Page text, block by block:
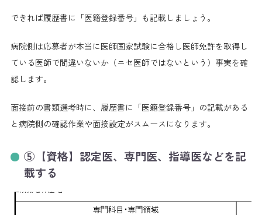
できれば履歴書に「医籍登録番号」も記載しましょう。
病院側は応募者が本当に医師国家試験に合格し医師免許を取得し
ている医師で間違いないか（ニセ医師ではないという）事実を確
認します。
面接前の書類選考時に、履歴書に「医籍登録番号」の記載がある
と病院側の確認作業や面接設定がスムースになります。
⑤【資格】認定医、専門医、指導医などを記
載する